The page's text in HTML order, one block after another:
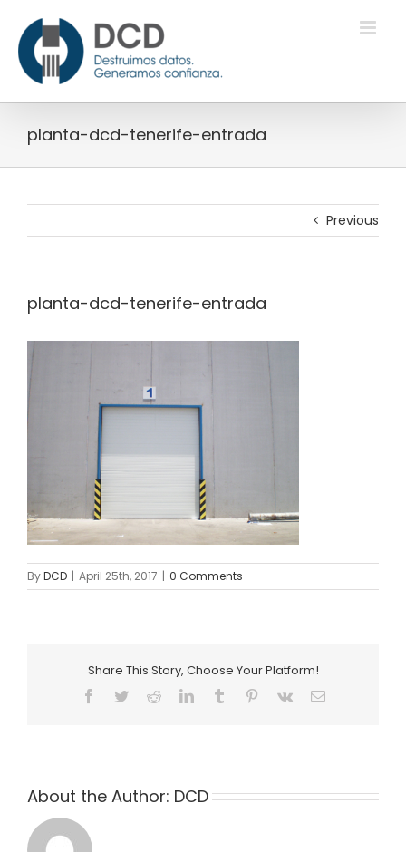
content
planta-dcd-tenerife-entrada
Previous
planta-dcd-tenerife-entrada
ByDCD | April 25th, 2017 | 0 Comments
Share This Story, Choose Your Platform!
Facebook
TwitterRedditLinkedInTumblr Pinterest
Vk Email
About the Author: DCD